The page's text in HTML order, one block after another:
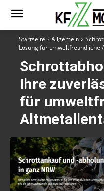
Startseite Allgemein
Lösung für umweltfreundliche
Ihre
für